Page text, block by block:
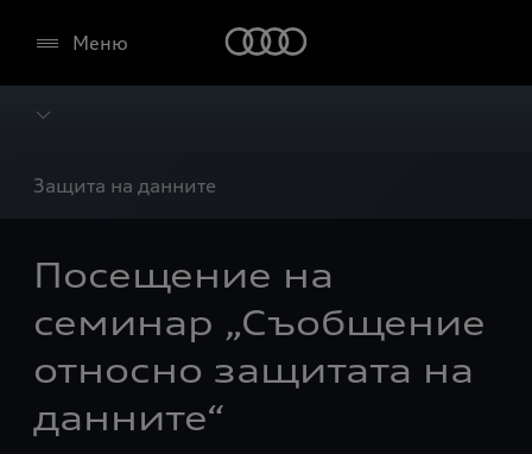
Меню
Защита на данните
Посещение на
семинар „Съобщение
относно защитата на
данните“